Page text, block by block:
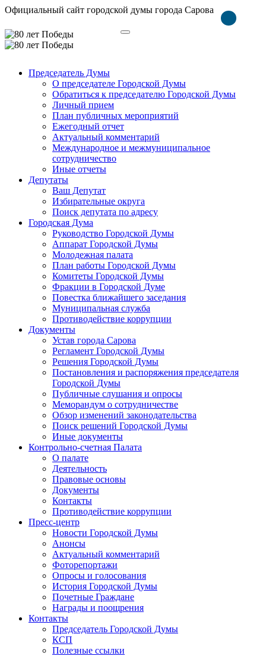
Официальный сайт городской думы города Сарова
Председатель Думы
О председателе Городской Думы
Обратиться к председателю Городской Думы
Личный прием
План публичных мероприятий
Ежегодный отчет
Актуальный комментарий
Международное и межмуниципальное
сотрудничество
Иные отчеты
Депутаты
Ваш Депутат
Избирательные округа
Поиск депутата по адресу
Городская Дума
Руководство Городской Думы
Аппарат Городской Думы
Молодежная палата
План работы Городской Думы
Комитеты Городской Думы
Фракции в Городской Думе
Повестка ближайшего заседания
Муниципальная служба
Противодействие коррупции
Документы
Устав города Сарова
Регламент Городской Думы
Решения Городской Думы
Постановления и распоряжения председателя
Городской Думы
Публичные слушания и опросы
Меморандум о сотрудничестве
Обзор изменений законодательства
Поиск решений Городской Думы
Иные документы
Контрольно-счетная Палата
О палате
Деятельность
Правовые основы
Документы
Контакты
Противодействие коррупции
Пресс-центр
Новости Городской Думы
Анонсы
Актуальный комментарий
Фоторепортажи
Опросы и голосования
История Городской Думы
Почетные Граждане
Награды и поощрения
Контакты
Председатель Городской Думы
КСП
Полезные ссылки